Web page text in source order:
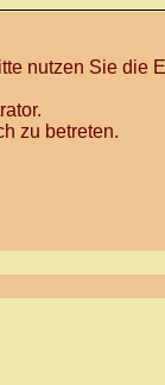
nutzen Sie die
zu betreten.